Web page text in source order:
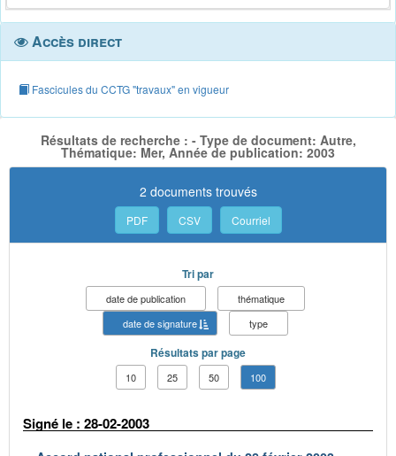
Accès direct
Fascicules du CCTG "travaux" en vigueur
Résultats de recherche : - Type de document: Autre,
Thématique: Mer, Année de publication: 2003
2 documents trouvés
PDF CSV Courriel
Tri par
date de publication
thématique
date de signature
type
Résultats par page
10 25 50 100
Signé le : 28-02-2003